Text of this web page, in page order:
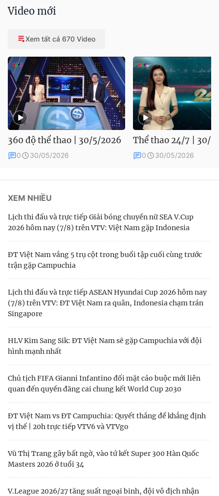
Video mới
Xem tất cả 670 Video
360 độ thể thao | 30/5/2026
0 30/05/2026
Thể thao 24/7 | 30/
0 30/05/2026
XEM NHIỀU
Lịch thi đấu và trực tiếp Giải bóng chuyền nữ SEA V.Cup
2026 hôm nay (7/8) trên VTV: Việt Nam gặp Indonesia
ĐT Việt Nam vắng 5 trụ cột trong buổi tập cuối cùng trước
trận gặp Campuchia
Lịch thi đấu và trực tiếp ASEAN Hyundai Cup 2026 hôm nay
(7/8) trên VTV: ĐT Việt Nam ra quân, Indonesia chạm trán
Singapore
HLV Kim Sang Sik: ĐT Việt Nam sẽ gặp Campuchia với đội
hình mạnh nhất
Chủ tịch FIFA Gianni Infantino đối mặt cáo buộc mới liên
quan đến quyền đăng cai chung kết World Cup 2030
ĐT Việt Nam vs ĐT Campuchia: Quyết thắng để khẳng định
vị thế | 20h trực tiếp VTV6 và VTVgo
Vũ Thị Trang gây bất ngờ, vào tứ kết Super 300 Hàn Quốc
Masters 2026 ở tuổi 34
V.League 2026/27 tăng suất ngoại binh, đội vô địch nhận